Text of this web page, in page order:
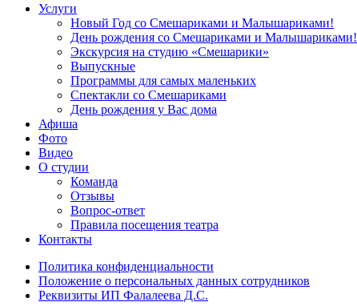
Услуги
Новый Год со Смешариками и Малышариками!
День рождения со Смешариками и Малышариками!
Экскурсия на студию «Смешарики»
Выпускные
Программы для самых маленьких
Спектакли со Смешариками
День рождения у Вас дома
Афиша
Фото
Видео
О студии
Команда
Отзывы
Вопрос-ответ
Правила посещения театра
Контакты
Политика конфиденциальности
Положение о персональных данных сотрудников
Реквизиты ИП Фалалеева Д.С.